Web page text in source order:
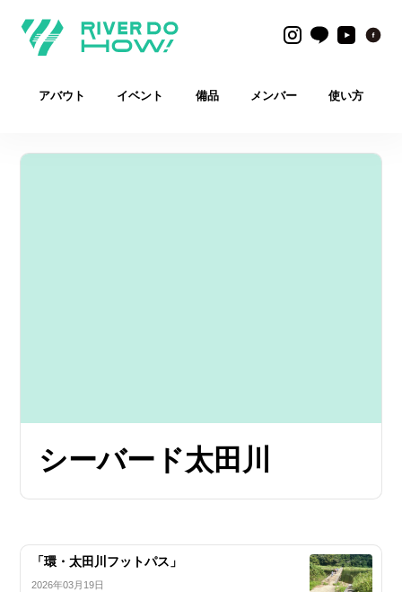
アバウト イベント 備品 メンバー 使い方
シーバード太田川
「環・太田川フットパス」
2026年03月19日